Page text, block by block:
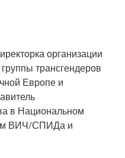
организации
трансгендеров
Европе и
в Национальном
ВИЧ/СПИДа и